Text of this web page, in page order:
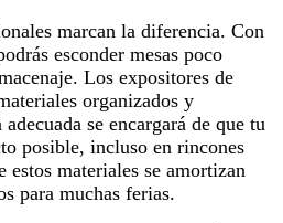
marcan la diferencia. Con
esconder mesas poco
Los expositores de
organizados y
se encargará de que tu
posible, incluso en rincones
estos materiales se amortizan
para muchas ferias.